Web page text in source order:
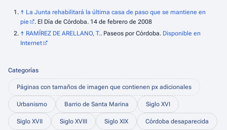
↑ La Junta rehabilitará la última casa de paso que se mantiene en
pie
. El Día de Córdoba. 14 de febrero de 2008
↑ RAMÍREZ DE ARELLANO, T.. Paseos por Córdoba. Disponible en
Internet
Categorías
Páginas con tamaños de imagen que contienen px adicionales
Urbanismo Barrio de Santa Marina Siglo XVI
Siglo XVII Siglo XVIII Siglo XIX
Córdoba desaparecida